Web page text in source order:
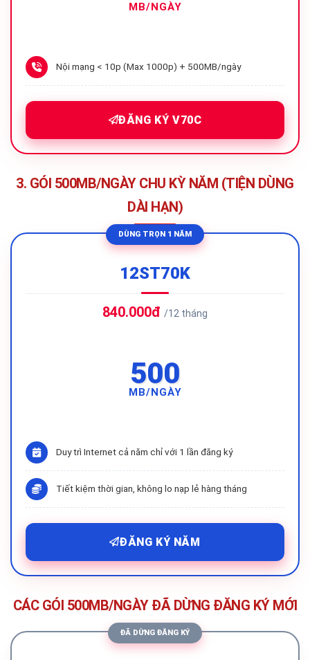
MB/NGÀY
Nội mạng < 10p (Max 1000p) + 500MB/ngày
ĐĂNG KÝ V70C
3. GÓI 500MB/NGÀY CHU KỲ NĂM (TIỆN DÙNG
DÀI HẠN)
DÙNG TRỌN 1 NĂM
12ST70K
840.000đ /12 tháng
500
MB/NGÀY
Duy trì Internet cả năm chỉ với 1 lần đăng ký
Tiết kiệm thời gian, không lo nạp lẻ hàng tháng
ĐĂNG KÝ NĂM
CÁC GÓI 500MB/NGÀY ĐÃ DỪNG ĐĂNG KÝ MỚI
ĐÃ DỪNG ĐĂNG KÝ